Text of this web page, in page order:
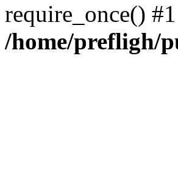
require_once()
/home/prefligh/